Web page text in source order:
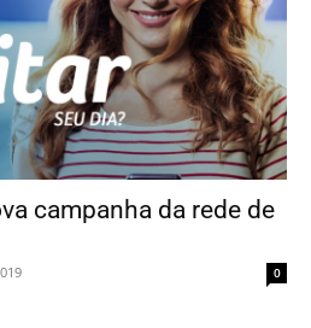
campanha da rede de
0